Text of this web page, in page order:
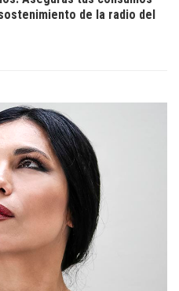
de la radio del